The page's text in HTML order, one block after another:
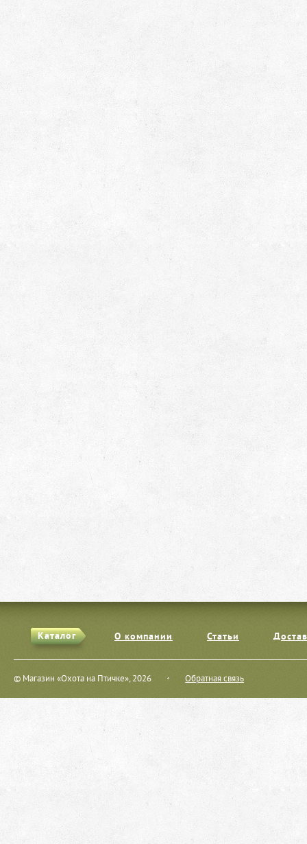
Каталог О компании Статьи
© Магазин «Охота на Птичке», 2026 Обратная связь